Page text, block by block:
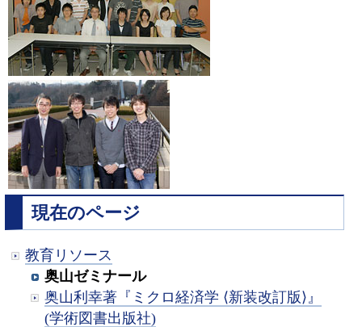
現在のページ
教育リソース
奥山ゼミナール
奥山利幸著『ミクロ経済学 ⟨新装改訂版⟩』
(学術図書出版社)